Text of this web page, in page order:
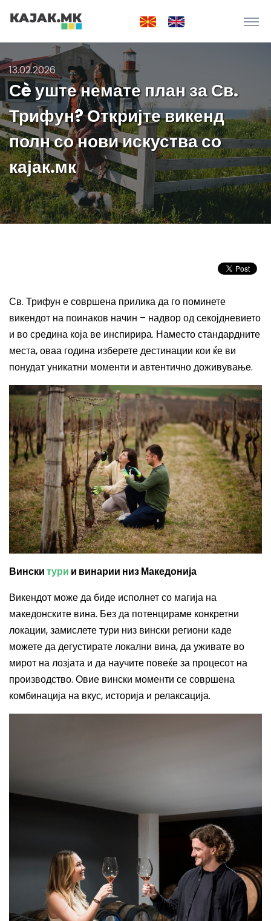
13.02.2026
Сè уште немате план за Св.
Трифун? Откријте викенд
полн со нови искуства со
кајак.мк
Св. Трифун е совршена прилика да го поминете
викендот на поинаков начин – надвор од секојдневието
и во средина која ве инспирира. Наместо стандардните
места, оваа година изберете дестинации кои ќе ви
понудат уникатни моменти и автентично доживување.
Винскитури и винарии низ Македонија
Викендот може да биде исполнет со магија на
македонските вина. Без да потенцираме конкретни
локации, замислете тури низ вински региони каде
можете да дегустирате локални вина, да уживате во
мирот на лозјата и да научите повеќе за процесот на
производство. Овие вински моменти се совршена
комбинација на вкус, историја и релаксација.